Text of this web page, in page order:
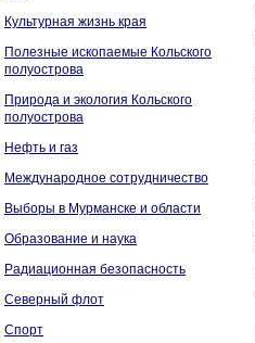
Культурная жизнь края
Полезные ископаемые Кольского
полуострова
Природа и экология Кольского
полуострова
Нефть и газ
Международное сотрудничество
Выборы в Мурманске и области
Образование и наука
Радиационная безопасность
Северный флот
Спорт